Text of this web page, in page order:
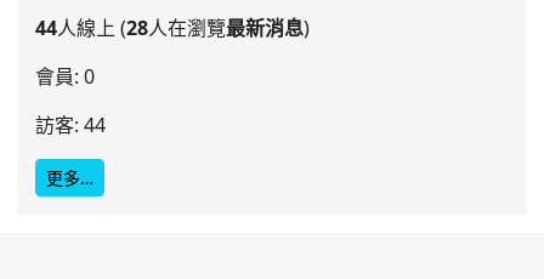
44人線上 (28人在瀏覽最新消息)
會員: 0
訪客: 44
更多…